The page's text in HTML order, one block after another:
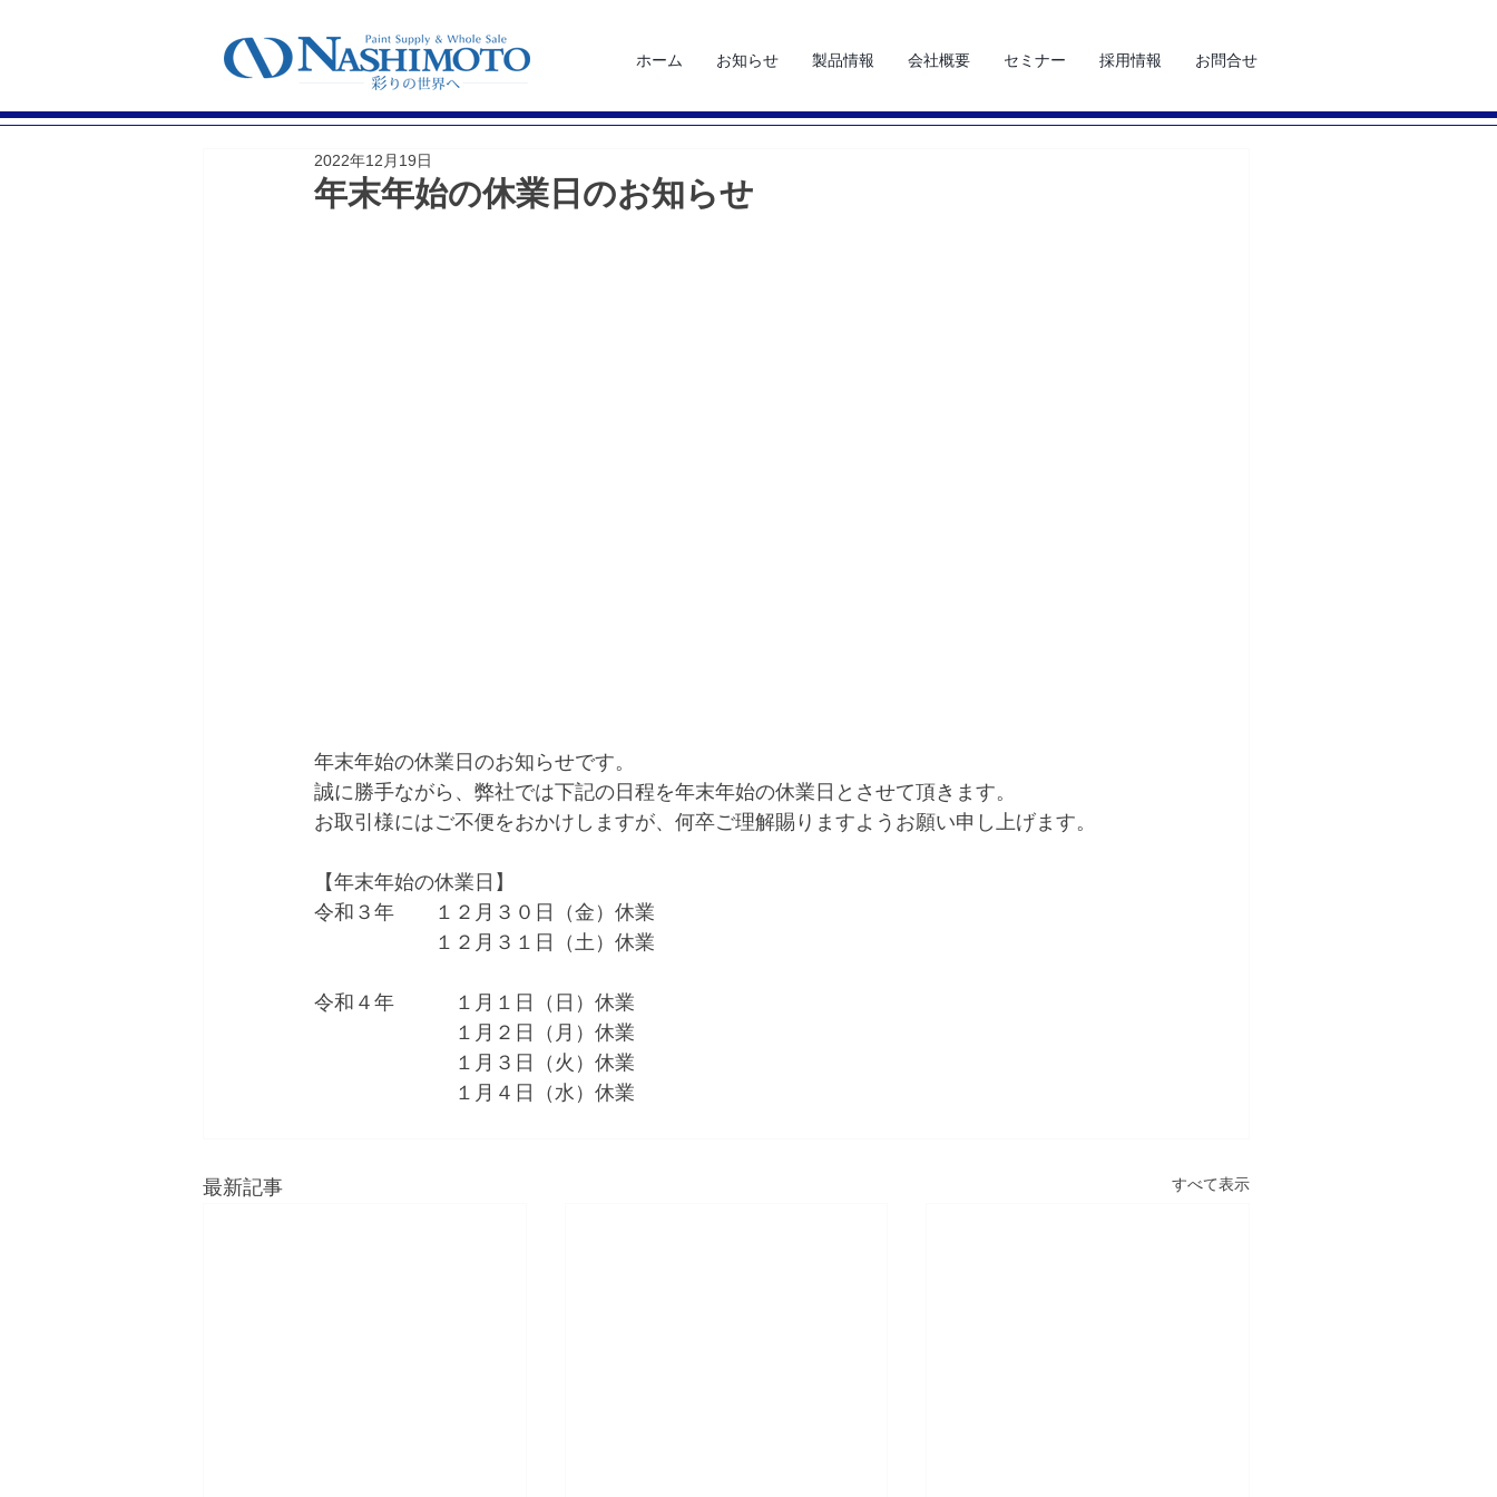
ホーム お知らせ 製品情報 会社概要 セミナー 採用情報 お問合せ
年末年始の休業日のお知らせ
2022年12月19日
年末年始の休業日のお知らせです。
誠に勝手ながら、弊社では下記の日程を年末年始の休業日とさせて頂きます。
お取引様にはご不便をおかけしますが、何卒ご理解賜りますようお願い申し上げます。
【年末年始の休業日】
令和３年　　１２月３０日（金）休業
１２月３１日（土）休業
令和４年　　　１月１日（日）休業
１月２日（月）休業
１月３日（火）休業
１月４日（水）休業
最新記事 すべて表示